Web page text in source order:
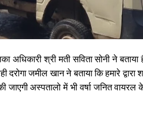
श्री मती सविता सोनी ने बताया
जमील खान ने बताया कि हमारे
अस्पतालो में भी वर्षा जनित वायरल